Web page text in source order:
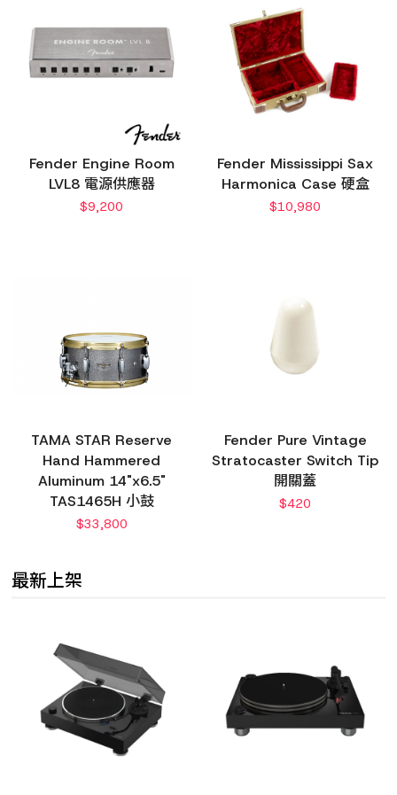
Fender Engine Room
LVL8 電源供應器
$9,200
Fender Mississippi Sax
Harmonica Case 硬盒
$10,980
TAMA STAR Reserve
Hand Hammered
Aluminum 14"x6.5"
TAS1465H 小鼓
$33,800
Fender Pure Vintage
Stratocaster Switch Tip
開關蓋
$420
最新上架